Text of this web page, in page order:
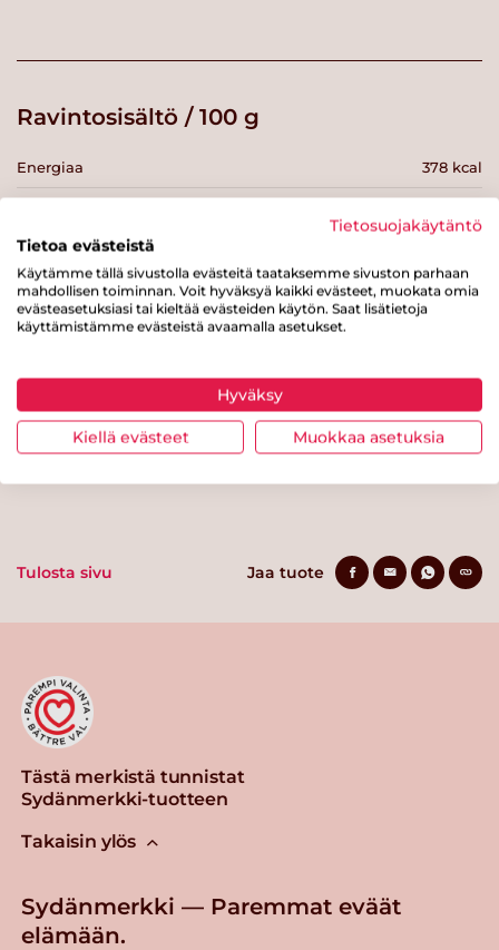
Ravintosisältö / 100 g
Energiaa 378 kcal
josta tyydyttynyttä rasvaa
Hiilihydraatteja 54 g
josta sokereita
Tulosta sivu Jaa tuote
Tästä merkistä tunnistat
Sydänmerkki-tuotteen
Takaisin ylös
Sydänmerkki — Paremmat eväät
elämään.
Tietosuojakäytäntö
Tietoa evästeistä
Käytämme tällä sivustolla evästeitä taataksemme sivuston parhaan
mahdollisen toiminnan. Voit hyväksyä kaikki evästeet, muokata omia
evästeasetuksiasi tai kieltää evästeiden käytön. Saat lisätietoja
käyttämistämme evästeistä avaamalla asetukset.
Hyväksy
Kiellä evästeet Muokkaa asetuksia